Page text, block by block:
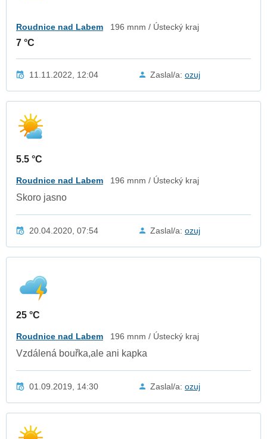
Roudnice nad Labem 196 mnm / Ústecký kraj
7 °C
11.11.2022, 12:04 Zaslal/a: ozuj
5.5 °C
Roudnice nad Labem 196 mnm / Ústecký kraj
Skoro jasno
20.04.2020, 07:54 Zaslal/a: ozuj
25 °C
Roudnice nad Labem 196 mnm / Ústecký kraj
Vzdálená bouřka,ale ani kapka
01.09.2019, 14:30 Zaslal/a: ozuj